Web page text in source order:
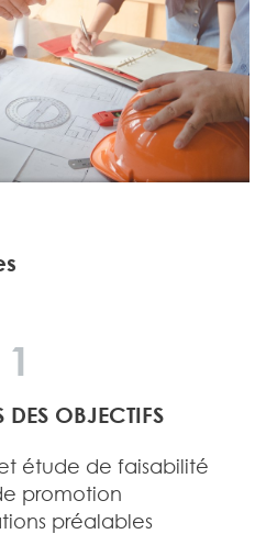
1
DES OBJECTIFS
étude de faisabilité
promotion
préalables